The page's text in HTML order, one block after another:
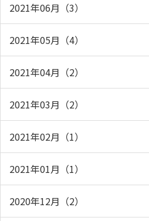
2021年06月（3）
2021年05月（4）
2021年04月（2）
2021年03月（2）
2021年02月（1）
2021年01月（1）
2020年12月（2）